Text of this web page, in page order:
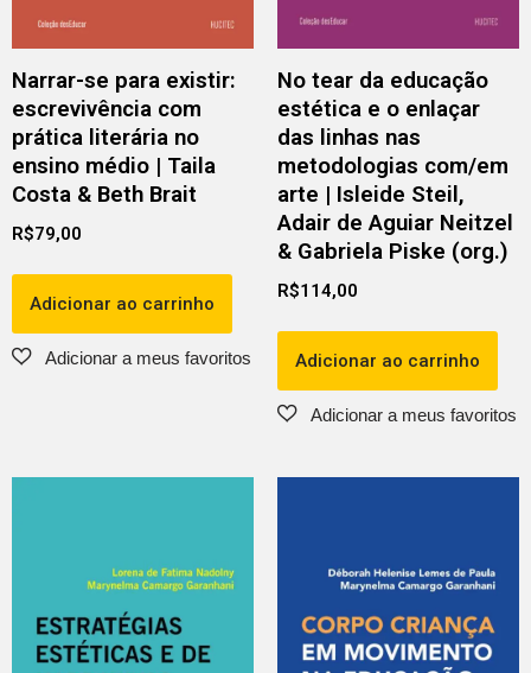
Narrar-se para existir:
escrevivência com
prática literária no
ensino médio | Taila
Costa & Beth Brait
R$79,00
Adicionar ao carrinho
No tear da educação
estética e o enlaçar
das linhas nas
metodologias com/em
arte | Isleide Steil,
Adair de Aguiar Neitzel
& Gabriela Piske (org.)
R$114,00
Adicionar ao carrinho